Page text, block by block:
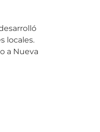
locales.
a Nueva